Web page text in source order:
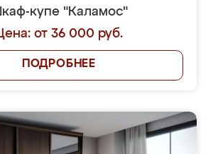
купе "Каламос"
от 36 000 руб.
ПОДРОБНЕЕ